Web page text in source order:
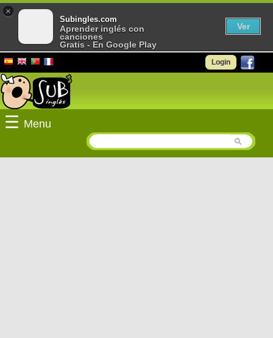
Login
☰ Menu
×
Subingles.com
Aprender inglés con
canciones
Gratis - En Google Play
Ver